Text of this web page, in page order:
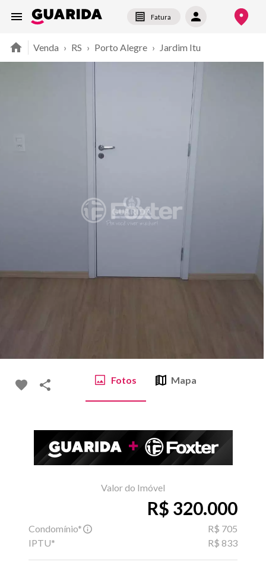
Fatura
Venda › RS › Porto Alegre › Jardim Itu
Fotos Mapa
Valor do Imóvel
R$ 320.000
Condomínio*
R$ 705
IPTU*
R$ 833